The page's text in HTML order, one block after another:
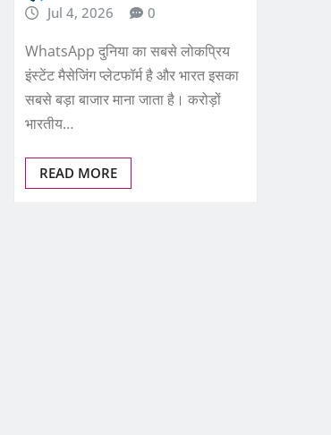
Jul 4, 2026
0
WhatsApp दुनिया का सबसे लोकप्रिय
इंस्टेंट मैसेजिंग प्लेटफॉर्म है और भारत इसका
सबसे बड़ा बाजार माना जाता है। करोड़ों
भारतीय…
READ MORE